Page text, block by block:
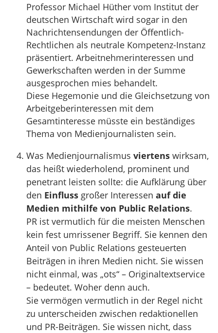
Professor Michael Hüther vom Institut der
deutschen Wirtschaft wird sogar in den
Nachrichtensendungen der Öffentlich-
Rechtlichen als neutrale Kompetenz-Instanz
präsentiert. Arbeitnehmerinteressen und
Gewerkschaften werden in der Summe
ausgesprochen mies behandelt.
Diese Hegemonie und die Gleichsetzung von
Arbeitgeberinteressen mit dem
Gesamtinteresse müsste ein beständiges
Thema von Medienjournalisten sein.
Was Medienjournalismus viertens wirksam,
das heißt wiederholend, prominent und
penetrant leisten sollte: die Aufklärung über
den Einfluss großer Interessen auf die
Medien mithilfe von Public Relations.
PR ist vermutlich für die meisten Menschen
kein fest umrissener Begriff. Sie kennen den
Anteil von Public Relations gesteuerten
Beiträgen in ihren Medien nicht. Sie wissen
nicht einmal, was „ots“ – Originaltextservice
– bedeutet. Woher denn auch.
Sie vermögen vermutlich in der Regel nicht
zu unterscheiden zwischen redaktionellen
und PR-Beiträgen. Sie wissen nicht, dass